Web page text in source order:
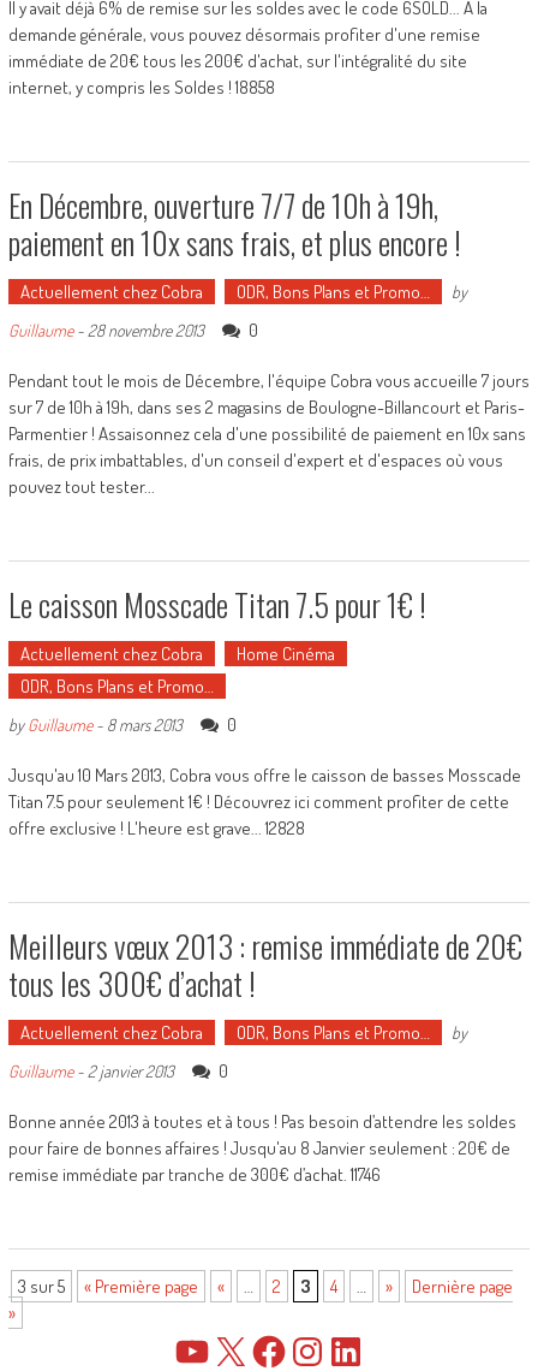
Il y avait déjà 6% de remise sur les soldes avec le code 6SOLD... A la
demande générale, vous pouvez désormais profiter d'une remise
immédiate de 20€ tous les 200€ d'achat, sur l'intégralité du site
internet, y compris les Soldes ! 18858
En Décembre, ouverture 7/7 de 10h à 19h,
paiement en 10x sans frais, et plus encore !
Actuellement chez Cobra ODR, Bons Plans et Promo…
by
Guillaume- 28 novembre 2013 0
Pendant tout le mois de Décembre, l'équipe Cobra vous accueille 7 jours
sur 7 de 10h à 19h, dans ses 2 magasins de Boulogne-Billancourt et Paris-
Parmentier ! Assaisonnez cela d'une possibilité de paiement en 10x sans
frais, de prix imbattables, d'un conseil d'expert et d'espaces où vous
pouvez tout tester...
Le caisson Mosscade Titan 7.5 pour 1€ !
Actuellement chez Cobra
Home Cinéma
ODR, Bons Plans et Promo…
byGuillaume- 8 mars 2013 0
Jusqu'au 10 Mars 2013, Cobra vous offre le caisson de basses Mosscade
Titan 7.5 pour seulement 1€ ! Découvrez ici comment profiter de cette
offre exclusive ! L'heure est grave... 12828
Meilleurs vœux 2013 : remise immédiate de 20€
tous les 300€ d’achat !
Actuellement chez Cobra ODR, Bons Plans et Promo…
by
Guillaume- 2 janvier 2013 0
Bonne année 2013 à toutes et à tous ! Pas besoin d’attendre les soldes
pour faire de bonnes affaires ! Jusqu'au 8 Janvier seulement : 20€ de
remise immédiate par tranche de 300€ d’achat. 11746
3 sur 5 « Première page « 2 3 4 »
Dernière page
»
YouTube FacebookInstagramLinkedIn